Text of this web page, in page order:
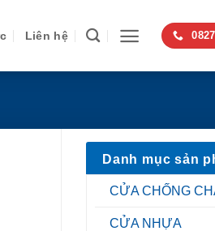
Liên hệ
Danh mục sản
CỬA CHỐNG
CỬA NHỰA